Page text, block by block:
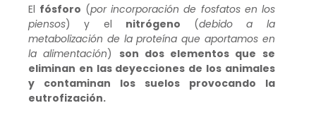
El fósforo (por incorporación de fosfatos en los
piensos) y el nitrógeno (debido a la
metabolización de la proteína que aportamos en
la alimentación) son dos elementos que se
eliminan en las deyecciones de los animales
y contaminan los suelos provocando la
eutrofización.